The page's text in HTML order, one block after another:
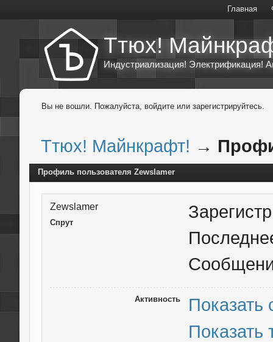
Главная
Ттюх!
Индустриализация! Электрификация!
Вы не вошли. Пожалуйста, войдите или зарегистрируйтесь.
Ттюх! Майнкрафт! →
Профиль пользователя Zewslamer
Zewslamer
Спрут
Активность
Показать